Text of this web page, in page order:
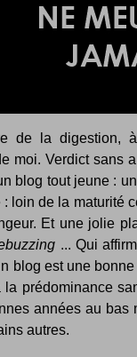
de la digestion,
moi. Verdict sans
blog tout jeune :
loin de la maturité
Et une jolie
... Qui
blog est une
prédominance
années au bas
autres.